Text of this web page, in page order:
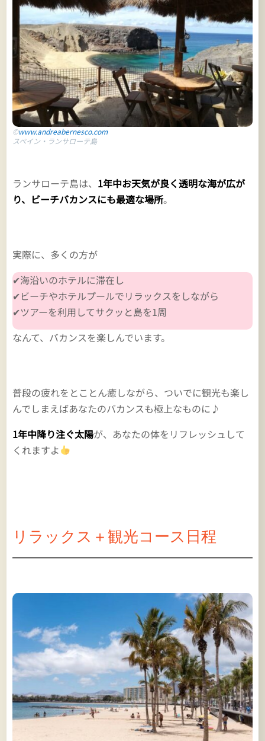
©www.andreabernesco.com
スペイン・ランサローテ島
ランサローテ島は、 1年中お天気が良く透明な海が広が
り、ビーチバカンスにも最適な場所。
実際に、多くの方が
✔海沿いのホテルに滞在し
✔ビーチやホテルプールでリラックスをしながら
✔ツアーを利用してサクッと島を1周
なんて、バカンスを楽しんでいます。
普段の疲れをとことん癒しながら、ついでに観光も楽し
んでしまえばあなたのバカンスも極上なものに♪
1年中降り注ぐ太陽が、あなたの体をリフレッシュして
くれますよ
リラックス＋観光コース日程